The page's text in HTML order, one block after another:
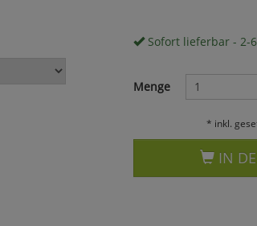
Sofort lieferbar - 2-
Menge
* inkl.
IN